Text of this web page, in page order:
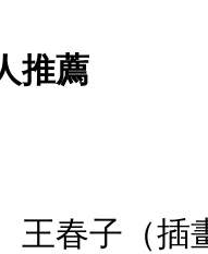
推薦
春子（插畫